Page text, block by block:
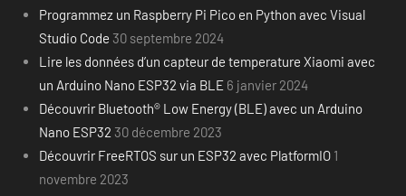
Programmez un Raspberry Pi Pico en Python avec Visual
Studio Code 30 septembre 2024
Lire les données d’un capteur de temperature Xiaomi avec
un Arduino Nano ESP32 via BLE 6 janvier 2024
Découvrir Bluetooth® Low Energy (BLE) avec un Arduino
Nano ESP32 30 décembre 2023
Découvrir FreeRTOS sur un ESP32 avec PlatformIO 1
novembre 2023